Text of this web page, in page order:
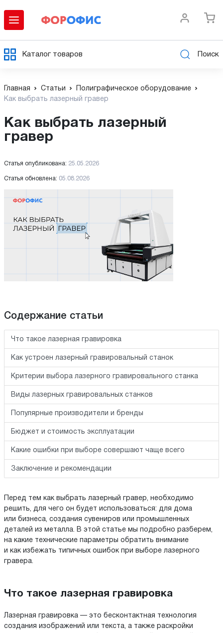
Каталог товаров Поиск
Главная Статьи
Полиграфическое оборудование
Как выбрать лазерный гравер
Как выбрать лазерный
гравер
Статья опубликована: 25.05.2026
Статья обновлена: 05.08.2026
Содержание статьи
Что такое лазерная гравировка
Как устроен лазерный гравировальный станок
Критерии выбора лазерного гравировального станка
Виды лазерных гравировальных станков
Популярные производители и бренды
Бюджет и стоимость эксплуатации
Какие ошибки при выборе совершают чаще всего
Заключение и рекомендации
Перед тем как выбрать лазерный гравер, необходимо
решить, для чего он будет использоваться: для дома
или бизнеса, создания сувениров или промышленных
деталей из металла. В этой статье мы подробно разберем,
на какие технические параметры обратить внимание
и как избежать типичных ошибок при выборе лазерного
гравера.
Что такое лазерная гравировка
Лазерная гравировка — это бесконтактная технология
создания изображений или текста, а также раскройки